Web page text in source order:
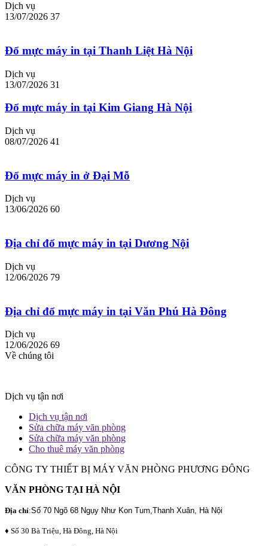
Dịch vụ
13/07/2026 37
Đổ mực máy in tại Thanh Liệt Hà Nội
Dịch vụ
13/07/2026 31
Đổ mực máy in tại Kim Giang Hà Nội
Dịch vụ
08/07/2026 41
Đổ mực máy in ở Đại Mỗ
Dịch vụ
13/06/2026 60
Địa chỉ đổ mực máy in tại Dương Nội
Dịch vụ
12/06/2026 79
Địa chỉ đổ mực máy in tại Văn Phú Hà Đông
Dịch vụ
12/06/2026 69
Về chúng tôi
Dịch vụ tận nơi
Dịch vụ tận nơi
Sửa chữa máy văn phòng
Sửa chữa máy văn phòng
Cho thuê máy văn phòng
CÔNG TY THIẾT BỊ MÁY VĂN PHÒNG PHƯƠNG ĐÔNG
VĂN PHÒNG TẠI HÀ NỘI
Địa chỉ:Số 70 Ngõ 68 Ngụy Như Kon Tum,Thanh Xuân, Hà Nội
♦ Số 30 Bà Triệu, Hà Đông, Hà Nội